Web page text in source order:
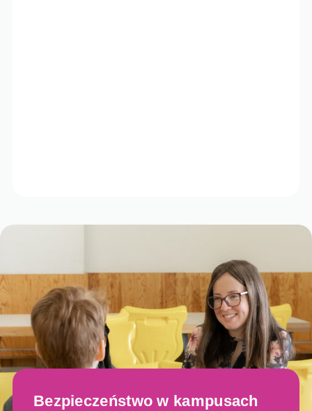
Bezpieczeństwo w kampusach